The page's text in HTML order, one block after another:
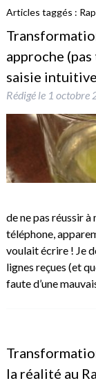
Articles taggés :
approche
saisie
Rédigé le 1 octobre
de ne pas réussir
téléphone,
voulait écrire ! Je
lignes reçues (et
faute d’une
la réalité au